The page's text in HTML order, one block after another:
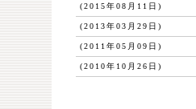
(2015年08月11日)
(2013年03月29日)
(2011年05月09日)
(2010年10月26日)